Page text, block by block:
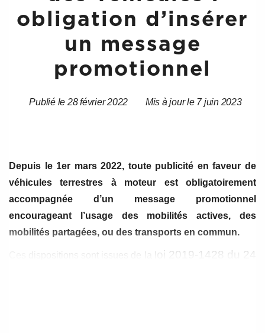
obligation d’insérer
un message
promotionnel
Date
Publié le 28 février 2022
Date
Mis à jour le 7 juin 2023
Depuis le 1er mars 2022, toute publicité en faveur de
véhicules terrestres à moteur est obligatoirement
accompagnée d’un message promotionnel
encourageant l’usage des mobilités actives, des
mobilités partagées, ou des transports en commun.
Ces dispositions sont issues de la l
oi 2019-1428 du 24